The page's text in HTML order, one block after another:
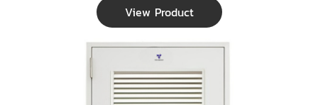
View Product